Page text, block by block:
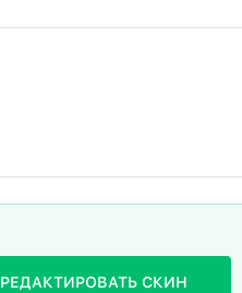
РЕДАКТИРОВАТЬ СКИН